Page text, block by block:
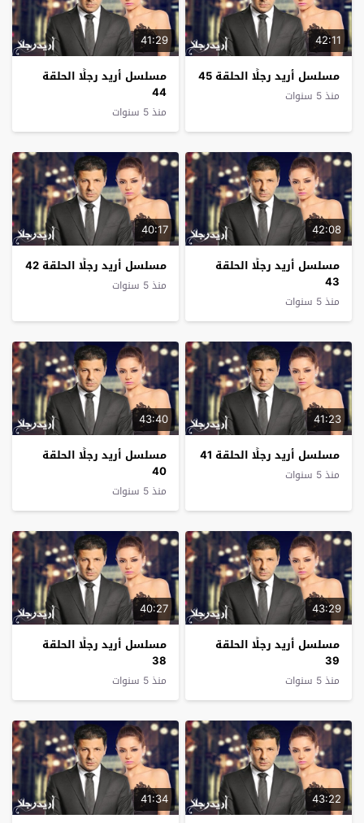
42:11
مسلسل أريد رجلًا الحلقة 45
منذ 5 سنوات
41:29
مسلسل أريد رجلًا الحلقة
44
منذ 5 سنوات
42:08
مسلسل أريد رجلًا الحلقة
43
منذ 5 سنوات
40:17
مسلسل أريد رجلًا الحلقة 42
منذ 5 سنوات
41:23
مسلسل أريد رجلًا الحلقة 41
منذ 5 سنوات
43:40
مسلسل أريد رجلًا الحلقة
40
منذ 5 سنوات
43:29
مسلسل أريد رجلًا الحلقة
39
منذ 5 سنوات
40:27
مسلسل أريد رجلًا الحلقة
38
منذ 5 سنوات
43:22
41:34